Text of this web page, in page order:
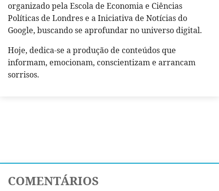
organizado pela Escola de Economia e Ciências
Políticas de Londres e a Iniciativa de Notícias do
Google, buscando se aprofundar no universo digital.
Hoje, dedica-se a produção de conteúdos que
informam, emocionam, conscientizam e arrancam
sorrisos.
COMENTÁRIOS